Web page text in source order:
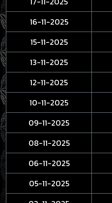
16-11-2025
15-11-2025
13-11-2025
12-11-2025
10-11-2025
09-11-2025
08-11-2025
06-11-2025
05-11-2025